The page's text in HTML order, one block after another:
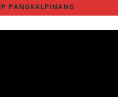
PANGKALPINANG